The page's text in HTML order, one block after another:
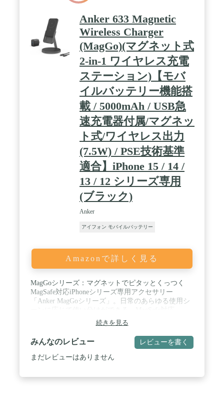
の充電が優先され、充電が完了次第バッテリー本体
への充電が開始します / パッケージ内容：Anker
Power Bank (30W, Fusion, Built-In USB-C ケーブル)
、取扱説明書、カスタマーサポート
Anker 633 Magnetic
Wireless Charger
(MagGo)(マグネット式
2-in-1 ワイヤレス充電
ステーション)【モバ
イルバッテリー機能搭
載 / 5000mAh / USB急
速充電器付属/マグネッ
ト式/ワイヤレス出力
(7.5W) / PSE技術基準
適合】iPhone 15 / 14 /
13 / 12 シリーズ専用
(ブラック)
Anker
アイフォン モバイルバッテリー
Amazonで詳しく見る
MagGoシリーズ：マグネットでピタッとくっつく
MagSafe対応iPhoneシリーズ専用アクセサリー
「Anker MagGoシリーズ」。日常のあらゆる使用シ
iPhoneに最適な製品シリーズです。 / 強力マグネッ
トでピタッと置くだけ：MagGoシリーズのマグネッ
ト式ワイヤレス充電器とパッド型ワイヤレス充電器
に加え、取り外して使えるモバイルバッテリーがひ
とつになった3-in-1 ワイヤレス充電ステーション。
続きを見る
みんなのレビュー レビューを書く
まだレビューはありません